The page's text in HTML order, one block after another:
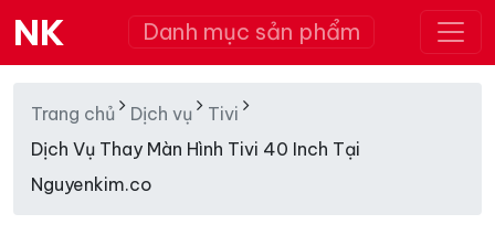
NK Danh mục sản phẩm
Trang chủ Dịch vụ
Tivi
Dịch Vụ Thay Màn Hình Tivi 40 Inch Tại
Nguyenkim.co